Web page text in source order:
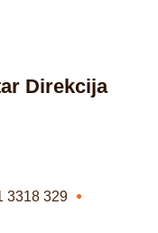
Direkcija
3318 329